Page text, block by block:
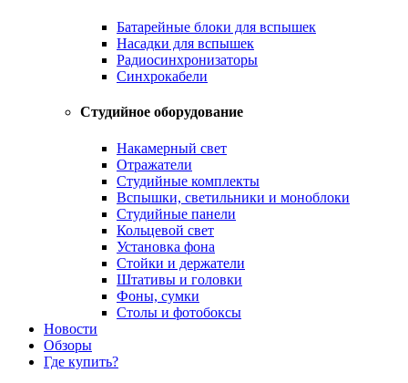
Батарейные блоки для вспышек
Насадки для вспышек
Радиосинхронизаторы
Синхрокабели
Студийное оборудование
Накамерный свет
Отражатели
Студийные комплекты
Вспышки, светильники и моноблоки
Студийные панели
Кольцевой свет
Установка фона
Стойки и держатели
Штативы и головки
Фоны, сумки
Столы и фотобоксы
Новости
Обзоры
Где купить?